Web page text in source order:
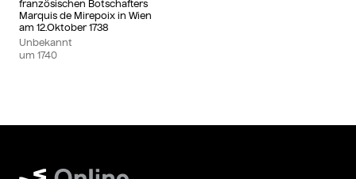
französischen Botschafters
Marquis de Mirepoix in Wien
am 12.Oktober 1738
Unbekannt
um 1740
Wien Museum Online Sammlung